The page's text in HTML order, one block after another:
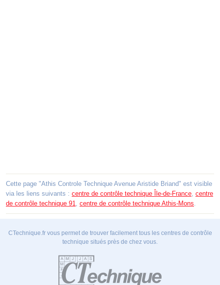
Cette page "Athis Controle Technique Avenue Aristide Briand" est visible
via les liens suivants : centre de contrôle technique Île-de-France, centre
de contrôle technique 91, centre de contrôle technique Athis-Mons.
CTechnique.fr vous permet de trouver facilement tous les centres de contrôle
technique situés près de chez vous.